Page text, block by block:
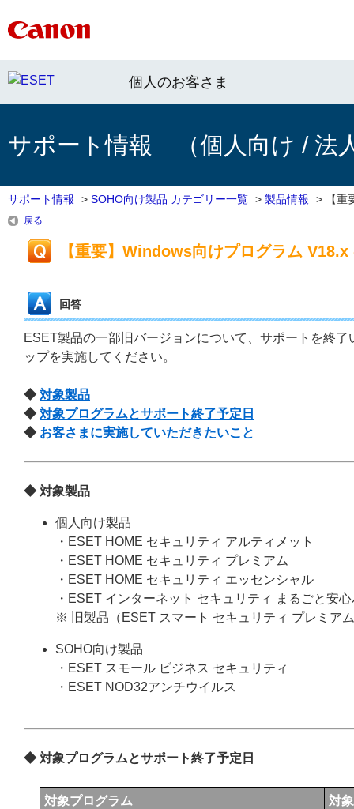
個人のお客さま
サポート情報 （個人向け / 法
サポート情報 > SOHO向け製品 カテゴリー一覧 > 製品情報 > 【
戻る
【重要】Windows向けプログラム
回答
ESET製品の一部旧バージョンについて、サポートを終
ップを実施してください。
◆ 対象製品
◆ 対象プログラムとサポート終了予定日
◆ お客さまに実施していただきたいこと
◆ 対象製品
個人向け製品
・ESET HOME セキュリティ アルティメット
・ESET HOME セキュリティ プレミアム
・ESET HOME セキュリティ エッセンシャル
・ESET インターネット セキュリティ まるごと安
※ 旧製品（ESET スマート セキュリティ プレミア
SOHO向け製品
・ESET スモール ビジネス セキュリティ
・ESET NOD32アンチウイルス
◆ 対象プログラムとサポート終了予定日
対象プログラム 対